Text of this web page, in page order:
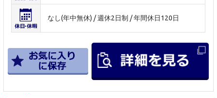
なし(年中無休) / 週休2日制 / 年間休日120日